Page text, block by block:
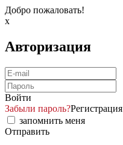
Добро пожаловать!
x
Авторизация
Войти
Забыли пароль?Регистрация
запомнить меня
Отправить